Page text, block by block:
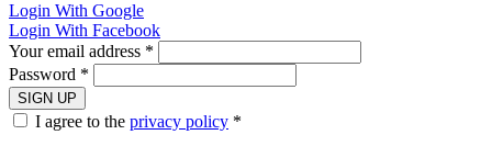
Login With Google
Login With Facebook
Your email address *
Password *
SIGN UP
I agree to the privacy policy *